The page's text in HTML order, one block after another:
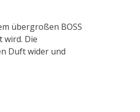
übergroßen BOSS
wird. Die
Duft wider und